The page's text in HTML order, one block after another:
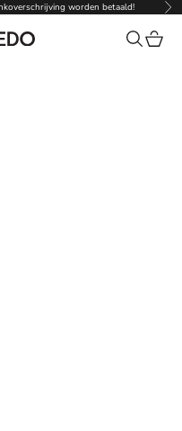
worden betaald!
Zoeken